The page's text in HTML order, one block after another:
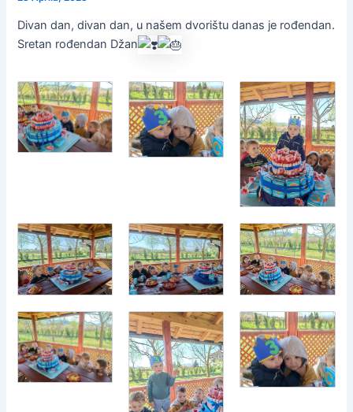
Divan dan, divan dan, u našem dvorištu danas je rođendan.
Sretan rođendan Džan